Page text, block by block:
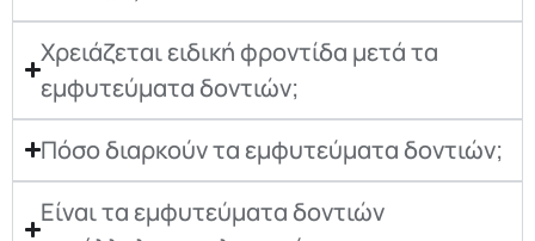
Χρειάζεται ειδική φροντίδα μετά τα
εμφυτεύματα δοντιών;
Πόσο διαρκούν τα εμφυτεύματα δοντιών;
Είναι τα εμφυτεύματα δοντιών